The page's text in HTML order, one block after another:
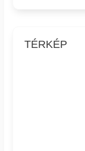
TÉRKÉP